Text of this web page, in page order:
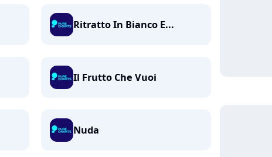
Ritratto In Bianco E...
Il Frutto Che Vuoi
Nuda